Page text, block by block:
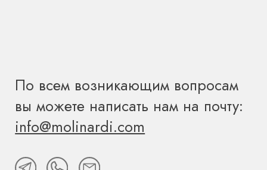
ОТПРАВИТЬ